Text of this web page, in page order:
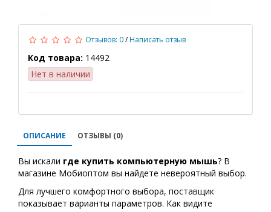
Отзывов: 0/Написать отзыв
Код товара: 14492
Нет в наличии
ОПИСАНИЕ ОТЗЫВЫ (0)
Вы искали где купить компьютерную мышь? В
магазине Мобиоптом вы найдете невероятный выбор.
Для лучшего комфортного выбора, поставщик
показывает варианты параметров. Как видите